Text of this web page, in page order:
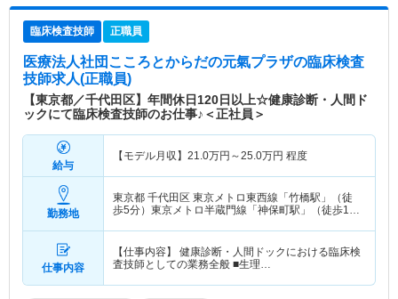
臨床検査技師 正職員
医療法人社団こころとからだの元氣プラザの臨床検査
技師求人(正職員)
【東京都／千代田区】年間休日120日以上☆健康診断・人間ド
ックにて臨床検査技師のお仕事♪＜正社員＞
給与
【モデル月収】 21.0万円～25.0万円 程度
勤務地
東京都 千代田区 東京メトロ東西線「竹橋駅」（徒
歩5分）東京メトロ半蔵門線「神保町駅」（徒歩1
仕事内容
【仕事内容】 健康診断・人間ドックにおける臨床検
査技師としての業務全般 ■生理…